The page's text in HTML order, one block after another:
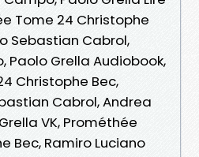
Tome 24 Christophe
Sebastian Cabrol,
Paolo Grella Audiobook,
Christophe Bec,
Cabrol, Andrea
VK, Prométhée
Bec, Ramiro Luciano